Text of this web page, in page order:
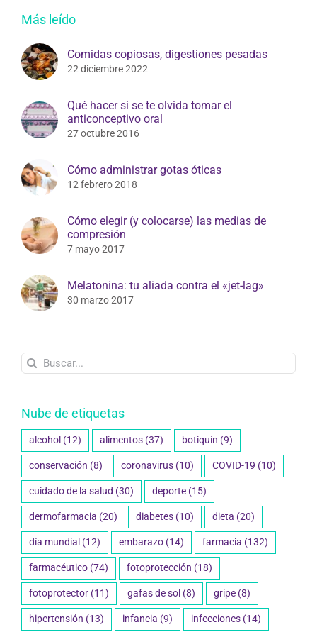
Más leído
Comidas copiosas, digestiones pesadas
22 diciembre 2022
Qué hacer si se te olvida tomar el
anticonceptivo oral
27 octubre 2016
Cómo administrar gotas óticas
12 febrero 2018
Cómo elegir (y colocarse) las medias de
compresión
7 mayo 2017
Melatonina: tu aliada contra el «jet-lag»
30 marzo 2017
Buscar:
Nube de etiquetas
alcohol (12) alimentos (37) botiquín (9)
conservación (8) coronavirus (10) COVID-19 (10)
cuidado de la salud (30) deporte (15)
dermofarmacia (20) diabetes (10) dieta (20)
día mundial (12) embarazo (14) farmacia (132)
farmacéutico (74) fotoprotección (18)
fotoprotector (11) gafas de sol (8) gripe (8)
hipertensión (13) infancia (9) infecciones (14)